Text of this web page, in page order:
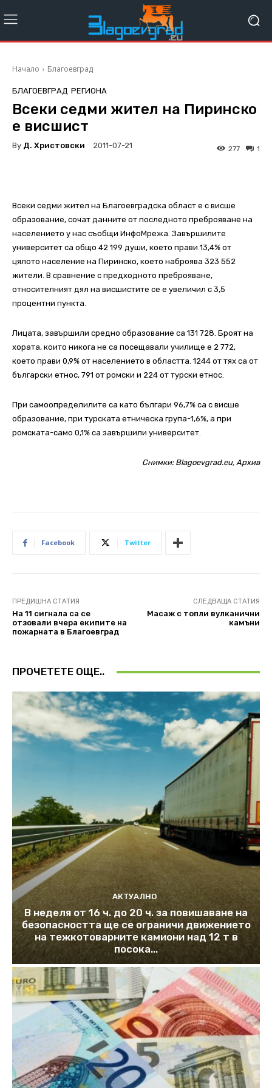
Начало Благоевград
БЛАГОЕВГРАД РЕГИОНА
Всеки седми жител на Пиринско
е висшист
By Д. Христовски 2011-07-21 1
277
Всеки седми жител на Благоевградска област е с висше
образование, сочат данните от последното преброяване на
населението у нас съобщи ИнфоМрежа. Завършилите
университет са общо 42 199 души, което прави 13,4% от
цялото население на Пиринско, което наброява 323 552
жители. В сравнение с предходното преброяване,
относителният дял на висшистите се е увеличил с 3,5
процентни пункта.
Лицата, завършили средно образование са 131 728. Броят на
хората, които никога не са посещавали училище е 2 772,
което прави 0,9% от населението в областта. 1244 от тях са от
български етнос, 791 от ромски и 224 от турски етнос.
При самоопределилите са като българи 96,7% са с висше
образование, при турската етническа група-1,6%, а при
ромската-само 0,1% са завършили университет.
Снимки: Blagoevgrad.eu, Архив
Facebook Twitter
ПРЕДИШНА СТАТИЯ
На 11 сигнала са се
отзовали вчера екипите на
пожарната в Благоевград
СЛЕДВАЩА СТАТИЯ
Масаж с топли вулканични
камъни
ПРОЧЕТЕТЕ ОЩЕ..
АКТУАЛНО
В неделя от 16 ч. до 20 ч. за повишаване на
безопасността ще се ограничи движението
на тежкотоварните камиони над 12 т в
посока...